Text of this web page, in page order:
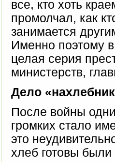
все, кто хоть
промолчал, как
занимается
Именно поэтому
целая серия
министерств,
Дело
После войны
громких стало
это
хлеб готовы были